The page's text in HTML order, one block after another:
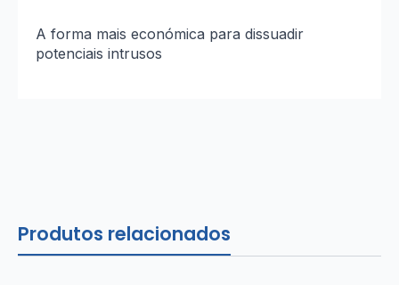
A forma mais económica para dissuadir
potenciais intrusos
Produtos relacionados